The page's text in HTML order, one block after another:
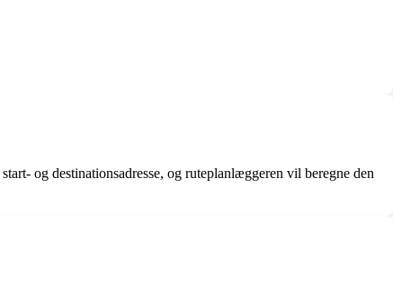
og destinationsadresse, og ruteplanlæggeren vil beregne den